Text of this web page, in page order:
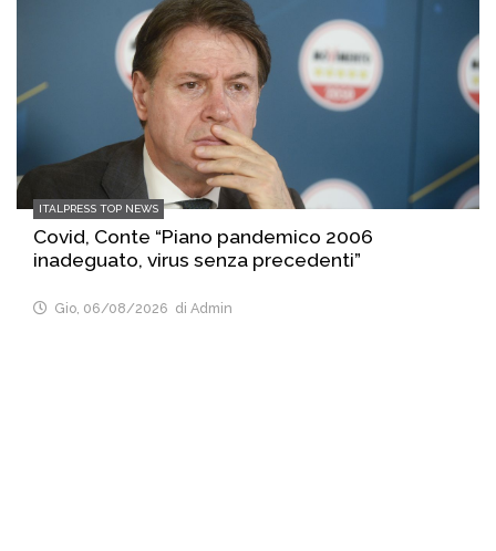
ITALPRESS TOP NEWS
Covid, Conte “Piano pandemico 2006
inadeguato, virus senza precedenti”
Gio, 06/08/2026 di Admin